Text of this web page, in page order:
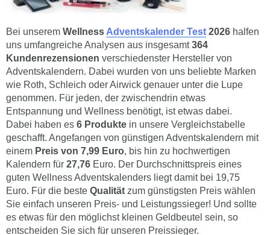
Bei unserem Wellness Adventskalender Test 2026 halfen
uns umfangreiche Analysen aus insgesamt364
Kundenrezensionen verschiedenster Hersteller von
Adventskalendern. Dabei wurden von uns beliebte Marken
wie Roth, Schleich oder Airwick genauer unter die Lupe
genommen. Für jeden, der zwischendrin etwas
Entspannung und Wellness benötigt, ist etwas dabei.
Dabei haben es 6 Produkte in unsere Vergleichstabelle
geschafft. Angefangen von günstigen Adventskalendern mit
einem Preis von 7,99 Euro, bis hin zu hochwertigen
Kalendern für 27,76 Euro. Der Durchschnittspreis eines
guten Wellness Adventskalenders liegt damit bei 19,75
Euro. Für die beste Qualität zum günstigsten Preis wählen
Sie einfach unseren Preis- und Leistungssieger! Und sollte
es etwas für den möglichst kleinen Geldbeutel sein, so
entscheiden Sie sich für unseren Preissieger.